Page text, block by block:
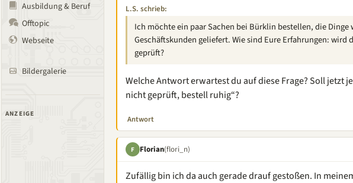
Ausbildung & Beruf
Offtopic
Webseite
Bildergalerie
ANZEIGE
L.S. schrieb:
Ich möchte ein paar Sachen bei Bürklin bestellen, die Dinge
Geschäftskunden geliefert. Wie sind Eure Erfahrungen: wird
geprüft?
Welche Antwort erwartest du auf diese Frage? Soll jetzt
nicht geprüft, bestell ruhig“?
Antwort
F Florian(flori_n)
Zufällig bin ich da auch gerade drauf gestoßen. In